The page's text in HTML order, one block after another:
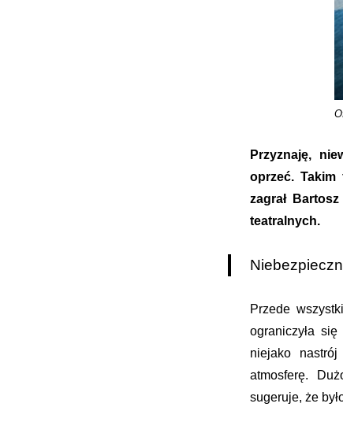
Przyznaję,
oprzeć.
zagrał
teatralnych.
Przede
ograniczyła
niejako
atmosferę.
sugeruje, że